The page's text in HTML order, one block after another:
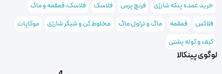
خرید عمده پنکه شارژی
فرنچ پرس فلاسک
فلاسک، قمقمه و ماگ
فلاکس
قمقمه ماگ و تراول ماگ مخلوط کن و شیکر شارژی
موکاپات
کیف و کوله پشتی
لوگوی پینکالا